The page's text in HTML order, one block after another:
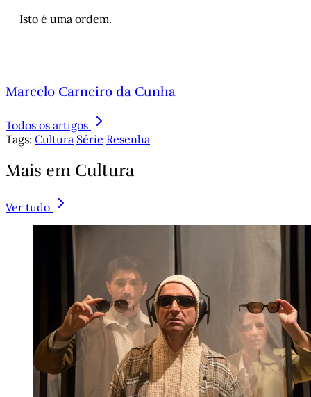
Isto é uma ordem.
Marcelo Carneiro da Cunha
Todos os artigos
Tags: Cultura Série Resenha
Mais em Cultura
Ver tudo